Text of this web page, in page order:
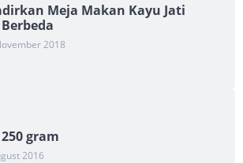
Meja Makan Kayu Jati
2018
gram
2016